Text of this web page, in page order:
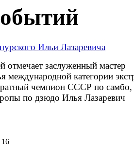
Ильи Лазаревича
отмечает заслуженный мастер
международной категории
чемпион СССР по самбо,
по дзюдо Илья Лазаревич
16